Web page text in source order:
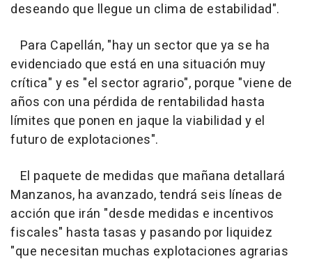
deseando que llegue un clima de estabilidad".
Para Capellán, "hay un sector que ya se ha
evidenciado que está en una situación muy
crítica" y es "el sector agrario", porque "viene de
años con una pérdida de rentabilidad hasta
límites que ponen en jaque la viabilidad y el
futuro de explotaciones".
El paquete de medidas que mañana detallará
Manzanos, ha avanzado, tendrá seis líneas de
acción que irán "desde medidas e incentivos
fiscales" hasta tasas y pasando por liquidez
"que necesitan muchas explotaciones agrarias